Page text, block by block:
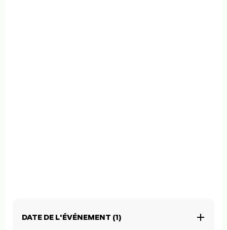
DATE DE L'ÉVÉNEMENT (1)